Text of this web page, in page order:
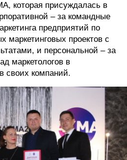
которая присуждалась в
– за командные
предприятий по
маркетинговых проектов с
и персональной – за
маркетологов в
своих компаний.